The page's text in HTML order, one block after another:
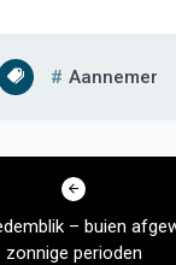
Aannemer
– buien
zonnige perioden